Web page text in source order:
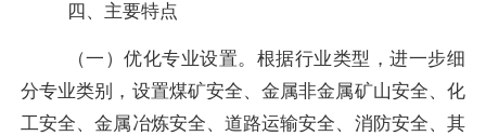
四 、主要特点
（一）优化专业设置。根据行业类型，进一步细
分专业类别，设置煤矿安全、金属非金属矿山安全、化
工安全、金属冶炼安全、道路运输安全、消防安全、其